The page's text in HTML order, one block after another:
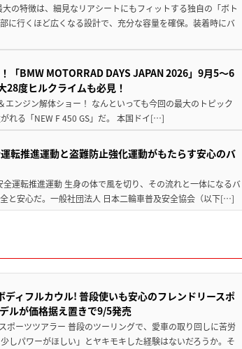
の特徴は、細見なリアシートにもフィットする独自の「ボト
に行くほど広くなる設計で、充分な容量を確保。装着時にバ
「BMW MOTORRAD DAYS JAPAN 2026」9月5〜6
28度ヒルクライムも必見！
ンジン解体ショー！ なんといっても今回の最大のトピック
れる「NEW F 450 GS」だ。 本国ドイ[…]
転推進運動と盗難防止強化運動がもたらす安心のバ
運転推進運動 生身の体で風を切り、その流れと一体になるバ
と安心だ。一般社団法人 日本二輪車普及安全協会（以下[…]
ィフルカウル! 普段使いも安心のフレンドリースポ
ルが価格据え置きで9/5発売
ーツツアラー 普段のツーリングで、愛車の取り回しに苦労
しパワーがほしい」とヤキモキした経験はないだろうか。そ